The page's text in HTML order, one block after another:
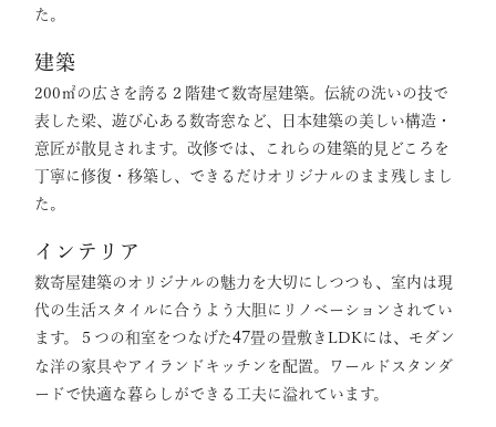
た。
建築
200㎡の広さを誇る２階建て数寄屋建築。伝統の洗いの技で
表した梁、遊び心ある数寄窓など、日本建築の美しい構造・
意匠が散見されます。改修では、これらの建築的見どころを
丁寧に修復・移築し、できるだけオリジナルのまま残しまし
た。
インテリア
数寄屋建築のオリジナルの魅力を大切にしつつも、室内は現
代の生活スタイルに合うよう大胆にリノベーションされてい
ます。５つの和室をつなげた47畳の畳敷きLDKには、モダン
な洋の家具やアイランドキッチンを配置。ワールドスタンダ
ードで快適な暮らしができる工夫に溢れています。